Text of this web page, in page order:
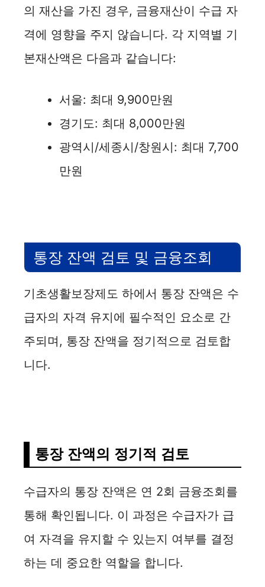
의 재산을 가진 경우, 금융재산이 수급 자
격에 영향을 주지 않습니다. 각 지역별 기
본재산액은 다음과 같습니다:
서울: 최대 9,900만원
경기도: 최대 8,000만원
광역시/세종시/창원시: 최대 7,700
만원
통장 잔액 검토 및 금융조회
기초생활보장제도 하에서 통장 잔액은 수
급자의 자격 유지에 필수적인 요소로 간
주되며, 통장 잔액을 정기적으로 검토합
니다.
통장 잔액의 정기적 검토
수급자의 통장 잔액은 연 2회 금융조회를
통해 확인됩니다. 이 과정은 수급자가 급
여 자격을 유지할 수 있는지 여부를 결정
하는 데 중요한 역할을 합니다.